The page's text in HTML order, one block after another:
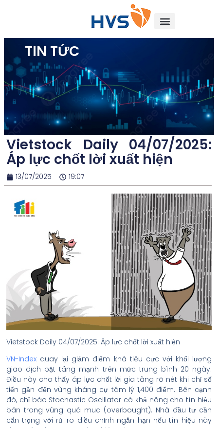
TIN TỨC
Vietstock Daily 04/07/2025:
Áp lực chốt lời xuất hiện
13/07/2025 19:07
Vietstock Daily 04/07/2025: Áp lực chốt lời xuất hiện
VN-Index quay lại giảm điểm khá tiêu cực với khối lượng
giao dịch bật tăng mạnh trên mức trung bình 20 ngày.
Điều này cho thấy áp lực chốt lời gia tăng rõ nét khi chỉ số
tiến gần đến vùng kháng cự tâm lý 1,400 điểm. Bên cạnh
đó, chỉ báo Stochastic Oscillator có khả năng cho tín hiệu
bán trong vùng quá mua (overbought). Nhà đầu tư cần
cẩn trọng với rủi ro điều chỉnh ngắn hạn nếu tín hiệu này